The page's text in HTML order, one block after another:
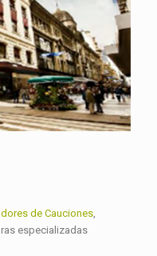
de Cauciones
especializadas